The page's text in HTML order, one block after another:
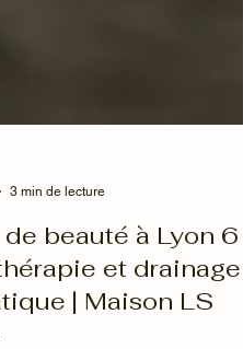
3 min de lecture
beauté à Lyon 6 -
et drainage